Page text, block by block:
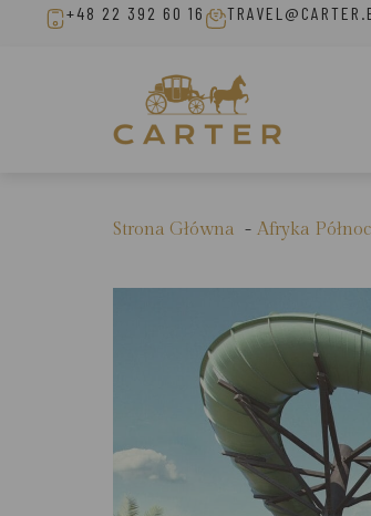
+48 22 392 60 16
Strona Główna Afryka